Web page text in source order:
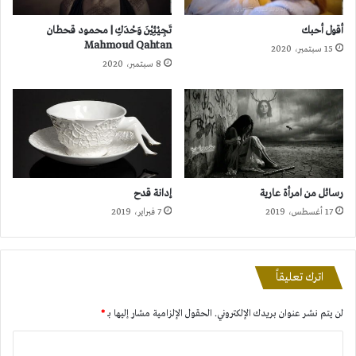
أقول أحبك
15 سبتمبر، 2020
تَجِيْئِيْنَ وَحْدَكِ | محمود قحطان
Mahmoud Qahtan
8 سبتمبر، 2020
رسائل من امرأة عارية
17 أغسطس، 2019
إدانة قدح
7 فبراير، 2019
اترك تعليقاً
لن يتم نشر عنوان بريدك الإلكتروني. الحقول الإلزامية مشار إليها بـ*